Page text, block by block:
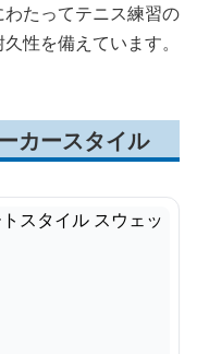
たってテニス練習の
性を備えています。
カースタイル